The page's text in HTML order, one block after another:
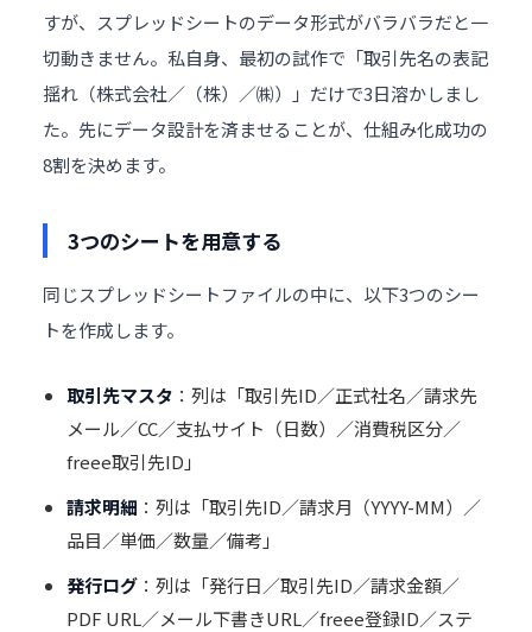
すが、スプレッドシートのデータ形式がバラバラだと一
切動きません。私自身、最初の試作で「取引先名の表記
揺れ（株式会社／（株）／㈱）」だけで3日溶かしまし
た。先にデータ設計を済ませることが、仕組み化成功の
8割を決めます。
3つのシートを用意する
同じスプレッドシートファイルの中に、以下3つのシー
トを作成します。
取引先マスタ ：列は「取引先ID／正式社名／請求先
メール／CC／支払サイト（日数）／消費税区分／
freee取引先ID」
請求明細 ：列は「取引先ID／請求月（YYYY-MM）／
品目／単価／数量／備考」
発行ログ ：列は「発行日／取引先ID／請求金額／
PDF URL／メール下書きURL／freee登録ID／ステ